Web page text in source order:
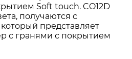
Soft touch. CO12D
получаются с
представляет
с гранями с покрытием